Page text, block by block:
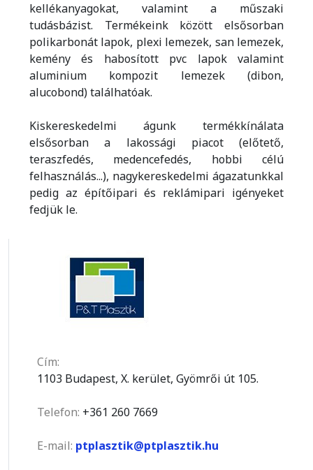
kellékanyagokat, valamint a műszaki
tudásbázist. Termékeink között elsősorban
polikarbonát lapok, plexi lemezek, san lemezek,
kemény és habosított pvc lapok valamint
aluminium kompozit lemezek (dibon,
alucobond) találhatóak.
Kiskereskedelmi águnk termékkínálata
elsősorban a lakossági piacot (előtető,
teraszfedés, medencefedés, hobbi célú
felhasználás...), nagykereskedelmi ágazatunkkal
pedig az építőipari és reklámipari igényeket
fedjük le.
Cím:
1103 Budapest, X. kerület, Gyömrői út 105.
Telefon: +361 260 7669
E-mail: ptplasztik@ptplasztik.hu